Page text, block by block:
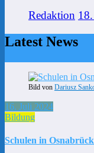
Redaktion
Latest News
Bild von Dariusz
16. Juli 2024
Bildung
Schulen in